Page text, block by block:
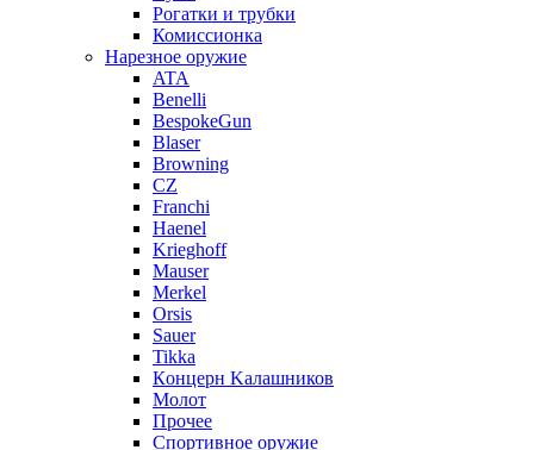
Рогатки и трубки
Комиссионка
Нарезное оружие
ATA
Benelli
BespokeGun
Blaser
Browning
CZ
Franchi
Haenel
Krieghoff
Mauser
Merkel
Orsis
Sauer
Tikka
Кoнцеpн Kалашников
Молот
Прочее
Спортивное оружие